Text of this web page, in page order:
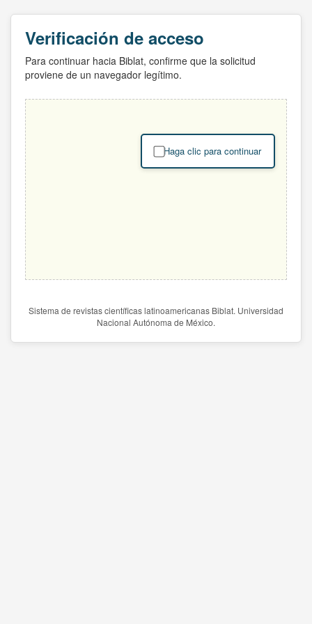
Verificación de acceso
Para continuar hacia Biblat, confirme que la solicitud
proviene de un navegador legítimo.
Haga clic para continuar
Sistema de revistas científicas latinoamericanas Biblat. Universidad
Nacional Autónoma de México.